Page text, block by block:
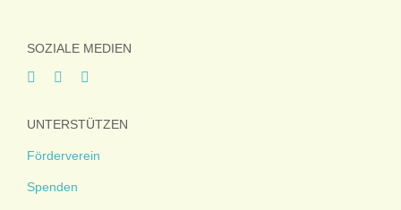
SOZIALE MEDIEN
UNTERSTÜTZEN
Förderverein
Spenden